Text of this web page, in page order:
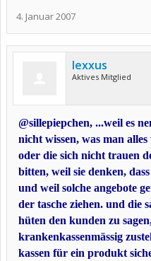
4. Januar 2007
lexxus
Aktives Mitglied
@sillepiepchen, ...weil es
nicht wissen, was man
oder die sich nicht trauen
bitten, weil sie denken,
und weil solche angebote
der tasche ziehen. und die
hüten den kunden zu
krankenkassenmässig
kassen für ein produkt